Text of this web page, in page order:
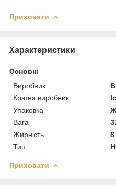
Приховати
Характеристики
Основні
Виробник
Країна виробник
Упаковка
Вага
Жирність
8
Тип
Приховати